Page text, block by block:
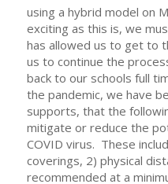
using a hybrid model on
exciting as this is, we
has allowed us to get to
us to continue the
back to our schools full
the pandemic, we have
supports, that the
mitigate or reduce the
COVID virus. These
coverings, 2) physical
recommended at a